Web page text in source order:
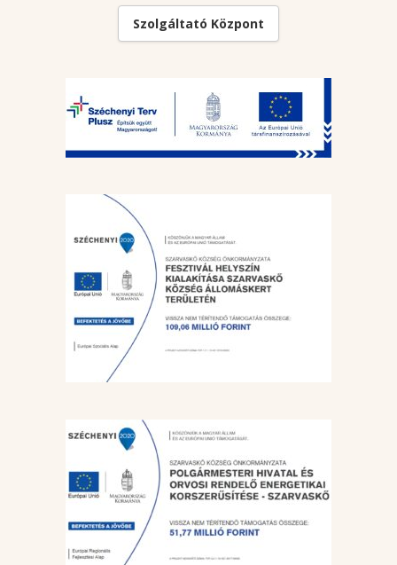
Szolgáltató Központ